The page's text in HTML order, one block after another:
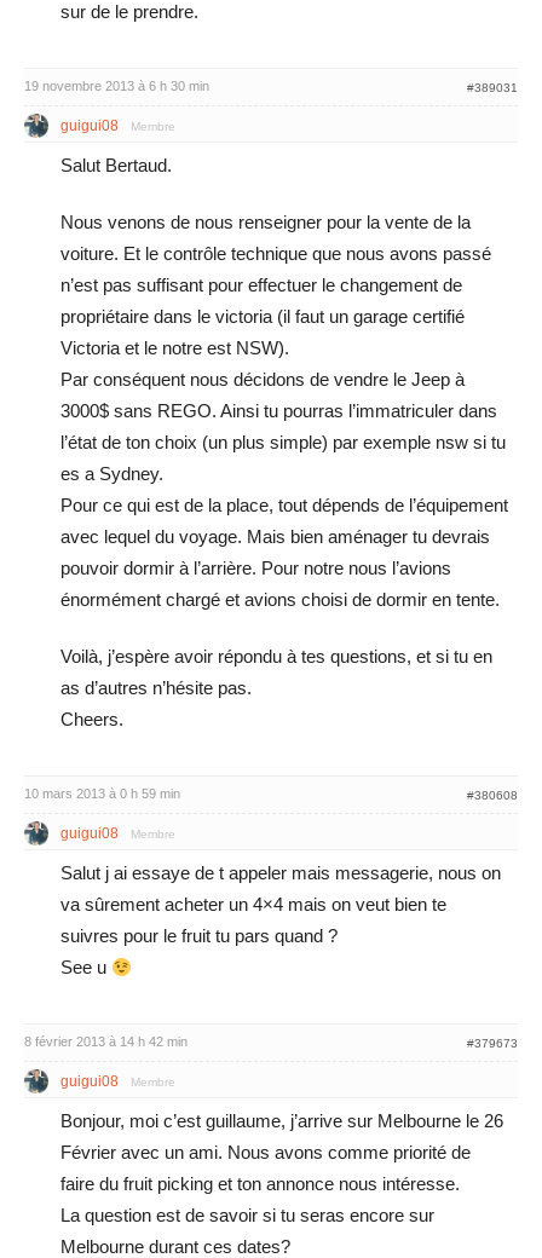
sur de le prendre.
19 novembre 2013 à 6 h 30 min #389031
guigui08 Membre
Salut Bertaud.
Nous venons de nous renseigner pour la vente de la
voiture. Et le contrôle technique que nous avons passé
n’est pas suffisant pour effectuer le changement de
propriétaire dans le victoria (il faut un garage certifié
Victoria et le notre est NSW).
Par conséquent nous décidons de vendre le Jeep à
3000$ sans REGO. Ainsi tu pourras l’immatriculer dans
l’état de ton choix (un plus simple) par exemple nsw si tu
es a Sydney.
Pour ce qui est de la place, tout dépends de l’équipement
avec lequel du voyage. Mais bien aménager tu devrais
pouvoir dormir à l’arrière. Pour notre nous l’avions
énormément chargé et avions choisi de dormir en tente.
Voilà, j’espère avoir répondu à tes questions, et si tu en
as d’autres n’hésite pas.
Cheers.
10 mars 2013 à 0 h 59 min #380608
guigui08 Membre
Salut j ai essaye de t appeler mais messagerie, nous on
va sûrement acheter un 4×4 mais on veut bien te
suivres pour le fruit tu pars quand ?
See u
8 février 2013 à 14 h 42 min #379673
guigui08 Membre
Bonjour, moi c’est guillaume, j’arrive sur Melbourne le 26
Février avec un ami. Nous avons comme priorité de
faire du fruit picking et ton annonce nous intéresse.
La question est de savoir si tu seras encore sur
Melbourne durant ces dates?